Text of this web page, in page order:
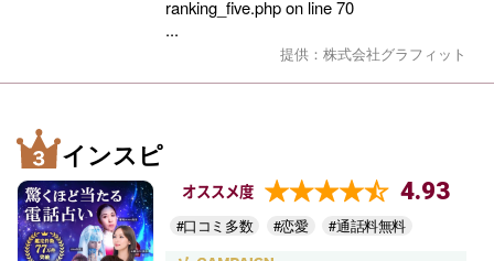
ranking_five.phpon line70
...
提供：株式会社グラフィット
インスピ
オススメ度 4.93
#口コミ多数 #恋愛 #通話料無料